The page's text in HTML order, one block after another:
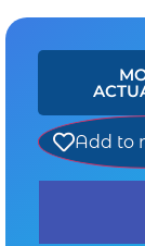
Add to